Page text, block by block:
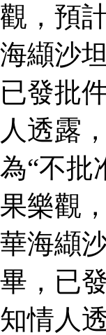
觀，預
海纈沙
已發批
人透露
為“不批
果樂觀
華海纈
畢，已
知情人